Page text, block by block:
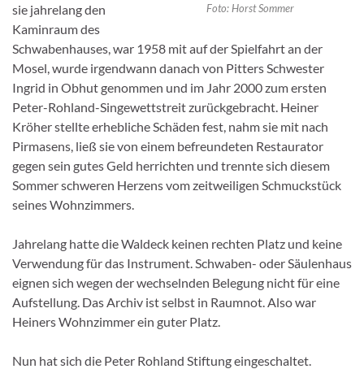
Foto: Horst Sommer
sie jahrelang den
Kaminraum des
Schwabenhauses, war 1958 mit auf der Spielfahrt an der
Mosel, wurde irgendwann danach von Pitters Schwester
Ingrid in Obhut genommen und im Jahr 2000 zum ersten
Peter-Rohland-Singewettstreit zurückgebracht. Heiner
Kröher stellte erhebliche Schäden fest, nahm sie mit nach
Pirmasens, ließ sie von einem befreundeten Restaurator
gegen sein gutes Geld herrichten und trennte sich diesem
Sommer schweren Herzens vom zeitweiligen Schmuckstück
seines Wohnzimmers.
Jahrelang hatte die Waldeck keinen rechten Platz und keine
Verwendung für das Instrument. Schwaben- oder Säulenhaus
eignen sich wegen der wechselnden Belegung nicht für eine
Aufstellung. Das Archiv ist selbst in Raumnot. Also war
Heiners Wohnzimmer ein guter Platz.
Nun hat sich die Peter Rohland Stiftung eingeschaltet.